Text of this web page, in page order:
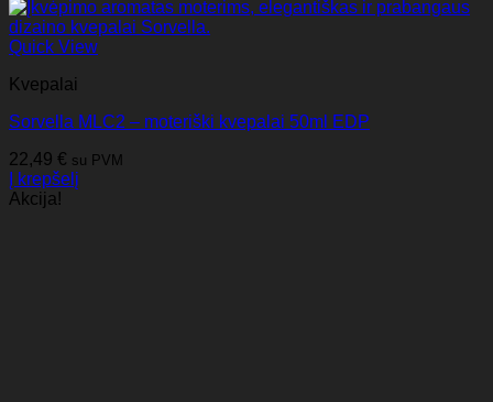
Quick View
Kvepalai
Sorvella MLC2 – moteriški kvepalai 50ml EDP
22,49 € su PVM
Į krepšelį
Akcija!